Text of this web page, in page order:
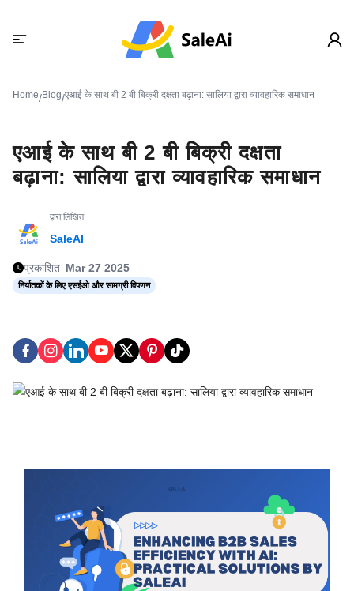
Home/Blog/एआई के साथ बी 2 बी बिक्री दक्षता बढ़ाना: सालिया द्वारा व्यावहारिक समाधान
एआई के साथ बी 2 बी बिक्री दक्षता
बढ़ाना: सालिया द्वारा व्यावहारिक समाधान
द्वारा लिखित
SaleAI
प्रकाशित Mar 27 2025
निर्यातकों के लिए एसईओ और सामग्री विपणन